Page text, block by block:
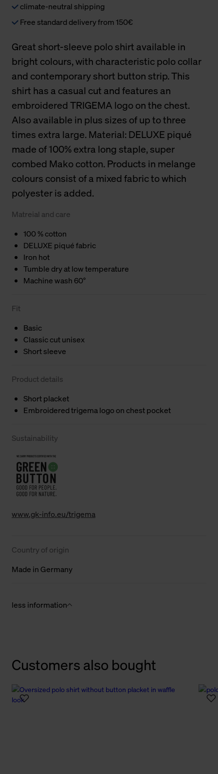
climate-neutral shipping
Free standard delivery from 150€
Great short-sleeve polo shirt available in
bright colours, with characteristic polo collar
and contemporary short button strip. This
shirt has a casual cut and features an
embroidered TRIGEMA logo on the chest.
Also available in plus sizes of up to three
times extra large. Material: DELUXE piqué
made of 100% extra long staple, super
combed Mako cotton. Products in melange
colours consist of a mixed fabric to which
polyester is added.
Matreial and care
100 % cotton
DELUXE piqué fabric
Iron hot
Tumble dry at low temperature
Machine wash 60°
Fit
Basic
Classic cut unisex
Short sleeve
Product details
Short placket
Embroidered trigema logo on chest pocket
Sustainability
www.gk-info.eu/trigema
Country of origin
Made in Germany
less information
Customers also bought